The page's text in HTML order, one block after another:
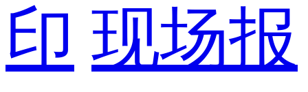
印 现场报